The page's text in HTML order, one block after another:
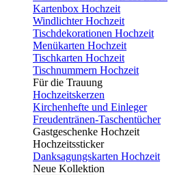
Kartenbox Hochzeit
Windlichter Hochzeit
Tischdekorationen Hochzeit
Menükarten Hochzeit
Tischkarten Hochzeit
Tischnummern Hochzeit
Für die Trauung
Hochzeitskerzen
Kirchenhefte und Einleger
Freudentränen-Taschentücher
Gastgeschenke Hochzeit
Hochzeitssticker
Danksagungskarten Hochzeit
Neue Kollektion